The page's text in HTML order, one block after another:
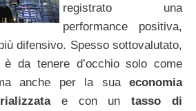
registrato una
performance positiva,
difensivo. Spesso sottovalutato,
da tenere d’occhio solo come
anche per la suaeconomia
e con untasso di